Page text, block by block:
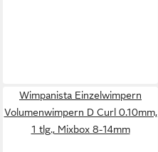
Wimpanista Einzelwimpern
Volumenwimpern D Curl 0.10mm,
1 tlg., Mixbox 8-14mm